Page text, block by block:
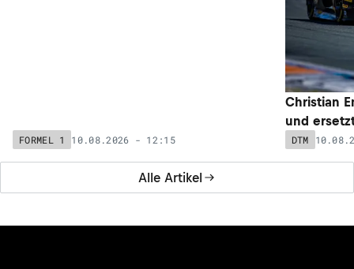
Alle Artikel
FORMEL 1 10.08.2026 - 12:15
Christian
und
DTM